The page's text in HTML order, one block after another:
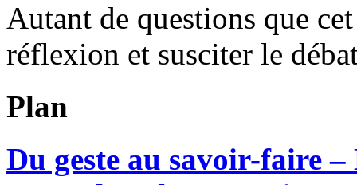
Autant de questions que
réflexion et susciter le
Plan
Du geste au savoir-faire